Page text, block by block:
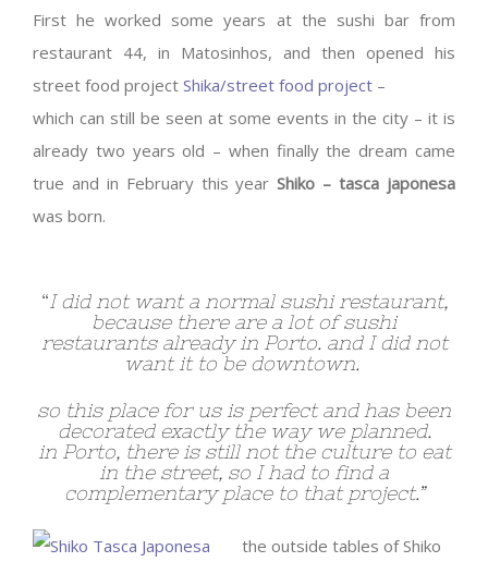
First he worked some years at the sushi bar from
restaurant 44, in Matosinhos, and then opened his
street food project Shika/street food project –
which can still be seen at some events in the city – it is
already two years old – when finally the dream came
true and in February this yearShiko – tasca japonesa
was born.
“I did not want a normal sushi restaurant,
because there are a lot of sushi
restaurants already in Porto. and I did not
want it to be downtown.
so this place for us is perfect and has been
decorated exactly the way we planned.
in Porto, there is still not the culture to eat
in the street, so I had to find a
complementary place to that project.”
the outside tables of Shiko